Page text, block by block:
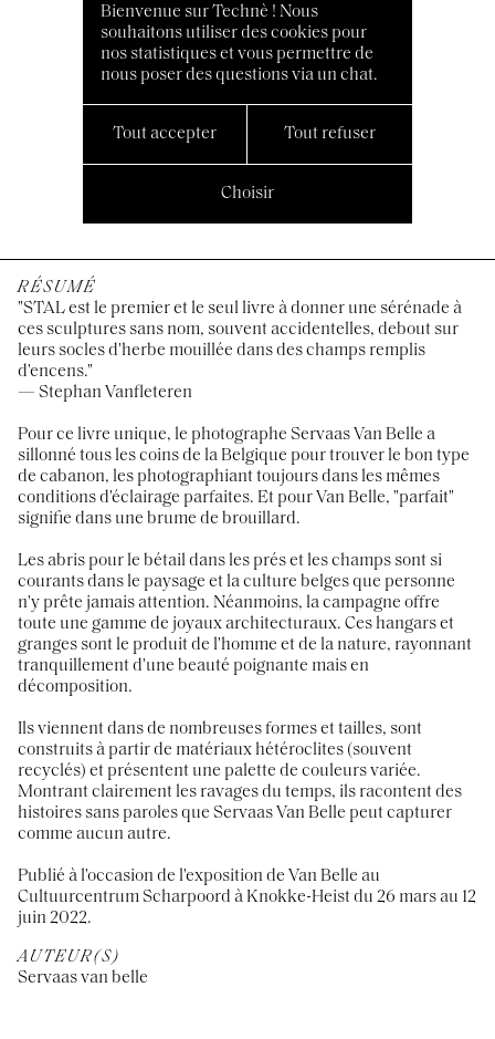
03/2022, Hannibal,
En, nl
24x32cm, 192 pages,
ISBN: 9789464366372
RÉSUMÉ
"STAL est le premier et le seul livre à donner une sérénade à
ces sculptures sans nom, souvent accidentelles, debout sur
leurs socles d'herbe mouillée dans des champs remplis
d'encens."
— Stephan Vanfleteren
Pour ce livre unique, le photographe Servaas Van Belle a
sillonné tous les coins de la Belgique pour trouver le bon type
de cabanon, les photographiant toujours dans les mêmes
conditions d'éclairage parfaites. Et pour Van Belle, "parfait"
signifie dans une brume de brouillard.
Les abris pour le bétail dans les prés et les champs sont si
courants dans le paysage et la culture belges que personne
n'y prête jamais attention. Néanmoins, la campagne offre
toute une gamme de joyaux architecturaux. Ces hangars et
granges sont le produit de l'homme et de la nature, rayonnant
tranquillement d'une beauté poignante mais en
décomposition.
Ils viennent dans de nombreuses formes et tailles, sont
construits à partir de matériaux hétéroclites (souvent
recyclés) et présentent une palette de couleurs variée.
Montrant clairement les ravages du temps, ils racontent des
histoires sans paroles que Servaas Van Belle peut capturer
comme aucun autre.
Publié à l'occasion de l'exposition de Van Belle au
Cultuurcentrum Scharpoord à Knokke-Heist du 26 mars au 12
juin 2022.
AUTEUR(S)
Servaas van belle
Bienvenue sur Technè ! Nous
souhaitons utiliser des cookies pour
nos statistiques et vous permettre de
nous poser des questions via un chat.
Tout accepter Tout refuser
Choisir